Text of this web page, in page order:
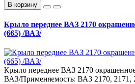
В корзину
Крыло переднее ВАЗ 2170
(665) /ВАЗ/​
Крыло переднее ВАЗ 2170
ВАЗ/​ Применяемость: ВАЗ 2170, 2171,